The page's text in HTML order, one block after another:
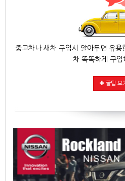
중고차나 새차 구입시 알아두면 유
차 똑똑하게 구입
꿀팁 보기